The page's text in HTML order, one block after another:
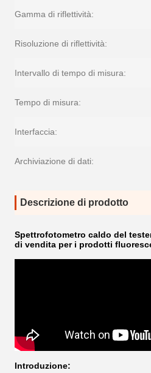
Gamma di riflettività:
Risoluzione di riflettività:
Intervallo di tempo di misura:
Tempo di misura:
Interfaccia:
Archiviazione di dati:
Descrizione di prodotto
Spettrofotometro caldo del
di vendita per i prodotti
Introduzione: